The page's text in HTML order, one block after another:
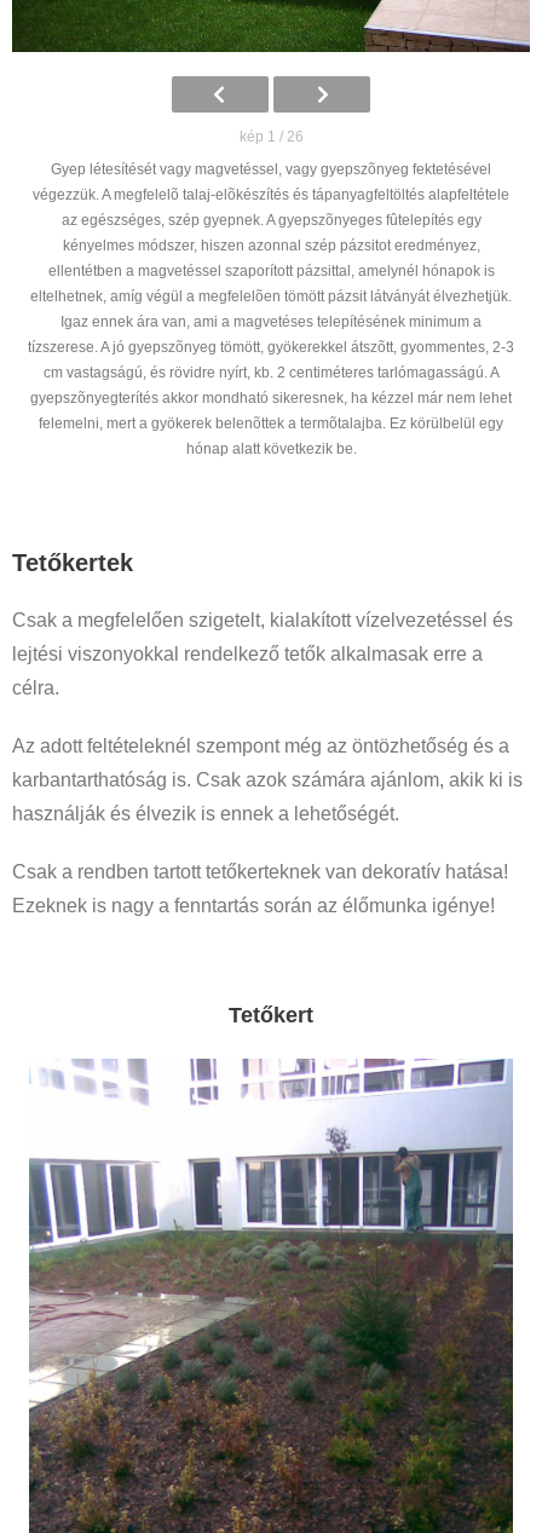
kép 1 / 26
Gyep létesítését vagy magvetéssel, vagy gyepszõnyeg fektetésével
végezzük. A megfelelõ talaj-elõkészítés és tápanyagfeltöltés alapfeltétele
az egészséges, szép gyepnek. A gyepszõnyeges fûtelepítés egy
kényelmes módszer, hiszen azonnal szép pázsitot eredményez,
ellentétben a magvetéssel szaporított pázsittal, amelynél hónapok is
eltelhetnek, amíg végül a megfelelõen tömött pázsit látványát élvezhetjük.
Igaz ennek ára van, ami a magvetéses telepítésének minimum a
tízszerese. A jó gyepszõnyeg tömött, gyökerekkel átszõtt, gyommentes, 2-3
cm vastagságú, és rövidre nyírt, kb. 2 centiméteres tarlómagasságú. A
gyepszõnyegterítés akkor mondható sikeresnek, ha kézzel már nem lehet
felemelni, mert a gyökerek belenõttek a termõtalajba. Ez körülbelül egy
hónap alatt következik be.
Tetőkertek
Csak a megfelelően szigetelt, kialakított vízelvezetéssel és
lejtési viszonyokkal rendelkező tetők alkalmasak erre a
célra.
Az adott feltételeknél szempont még az öntözhetőség és a
karbantarthatóság is. Csak azok számára ajánlom, akik ki is
használják és élvezik is ennek a lehetőségét.
Csak a rendben tartott tetőkerteknek van dekoratív hatása!
Ezeknek is nagy a fenntartás során az élőmunka igénye!
Tetőkert